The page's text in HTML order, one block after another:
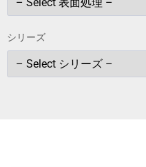
シリーズ